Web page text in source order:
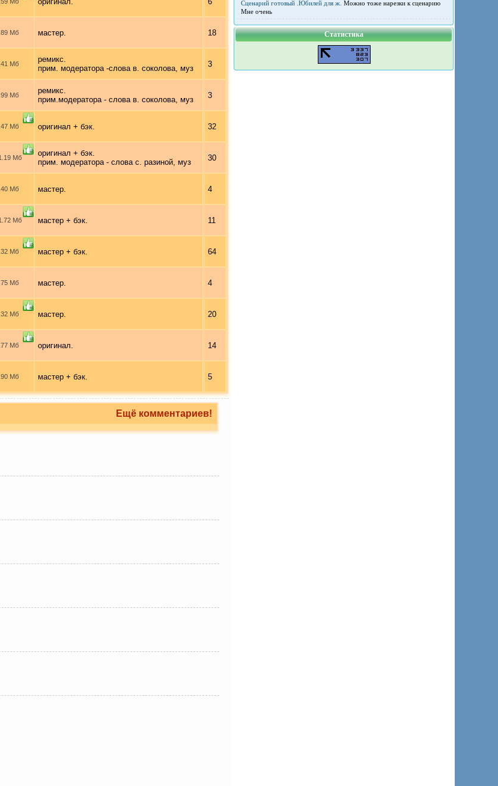
Мб мастер. 18
Мб
ремикс.
прим. модератора -слова в. соколова, муз
3
Мб
ремикс.
прим.модератора - слова в. соколова, муз
3
Мб оригинал + бэк. 32
Мб
оригинал + бэк.
прим. модератора - слова с. разиной, муз
30
Мб мастер. 4
Мб мастер + бэк. 11
Мб мастер + бэк. 64
Мб мастер. 4
Мб мастер. 20
Мб оригинал. 14
Мб мастер + бэк. 5
Ещё комментариев!
Сценарий готовый .Юбилей для ж. Можно тоже нарезки к сценарию
Мне очень
Статистика